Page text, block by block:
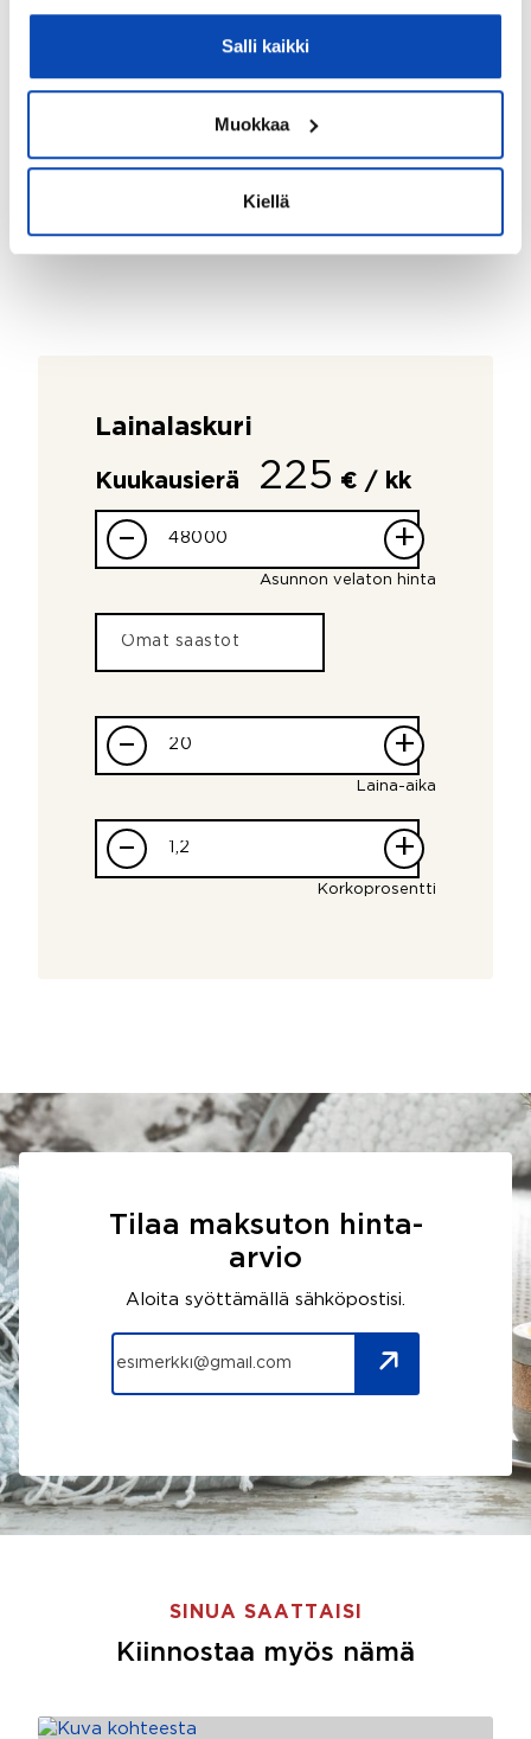
Salli kaikki
Muokkaa
Kiellä
Lainalaskuri
Kuukausierä 225 € / kk
– +
Asunnon velaton hinta
– +
Laina-aika
– +
Korkoprosentti
Tilaa maksuton hinta-
arvio
Aloita syöttämällä sähköpostisi.
SINUA SAATTAISI
Kiinnostaa myös nämä